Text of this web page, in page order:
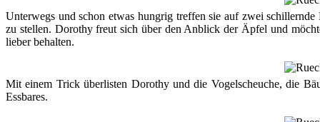
Unterwegs und schon etwas hungrig treffen sie auf zwei
zu stellen. Dorothy freut sich über den Anblick der Äpfel und
lieber behalten.
Mit einem Trick überlisten Dorothy und die Vogelscheuche, die
Essbares.